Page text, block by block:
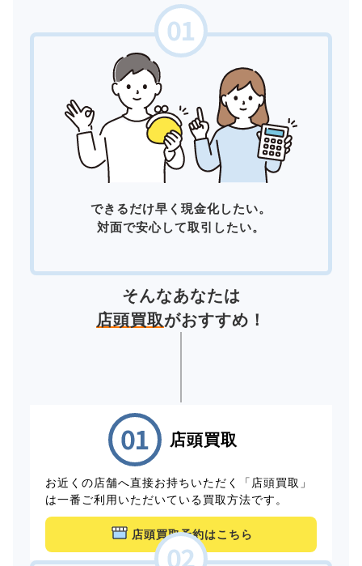
できるだけ早く現金化したい。
対面で安心して取引したい。
そんなあなたは
店頭買取がおすすめ！
店頭買取
お近くの店舗へ直接お持ちいただく「店頭買取」
は一番ご利用いただいている買取方法です。
店頭買取予約はこちら